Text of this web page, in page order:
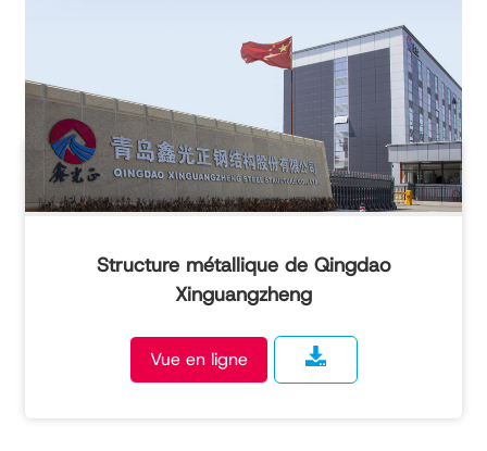
Structure métallique de Qingdao
Xinguangzheng
Vue en ligne